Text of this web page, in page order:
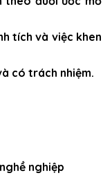
tích và việc khen
có trách nhiệm.
nghiệp